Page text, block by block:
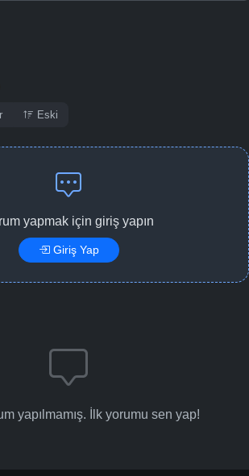
Eski
yapmak için giriş yapın
Giriş Yap
yapılmamış. İlk yorumu sen yap!